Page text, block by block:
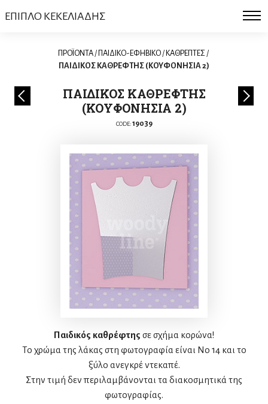
ΕΠΙΠΛΟ ΚΕΚΕΛΙΑΔΗΣ
ΠΡΟΪΟΝΤΑ / ΠΑΙΔΙΚΟ-ΕΦΗΒΙΚΟ / ΚΑΘΡΕΠΤΕΣ /
ΠΑΙΔΙΚΟΣ ΚΑΘΡΕΦΤΗΣ (ΚΟΥΦΟΝΗΣΙΑ 2)
ΠΑΙΔΙΚΟΣ ΚΑΘΡΕΦΤΗΣ
(ΚΟΥΦΟΝΗΣΙΑ 2)
CODE: 19039
Παιδικός καθρέφτης σε σχήμα κορώνα!
Το χρώμα της λάκας στη φωτογραφία είναι Νo 14 και το
ξύλο ανεγκρέ ντεκαπέ.
Στην τιμή δεν περιλαμβάνονται τα διακοσμητικά της
φωτογραφίας.